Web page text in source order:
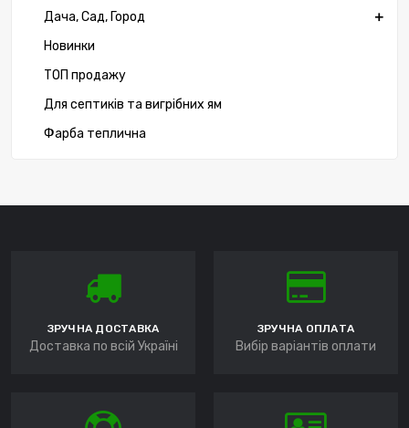
Дача, Сад, Город
Новинки
ТОП продажу
Для септиків та вигрібних ям
Фарба теплична
ЗРУЧНА ДОСТАВКА
Доставка по всій Україні
ЗРУЧНА ОПЛАТА
Вибір варіантів оплати